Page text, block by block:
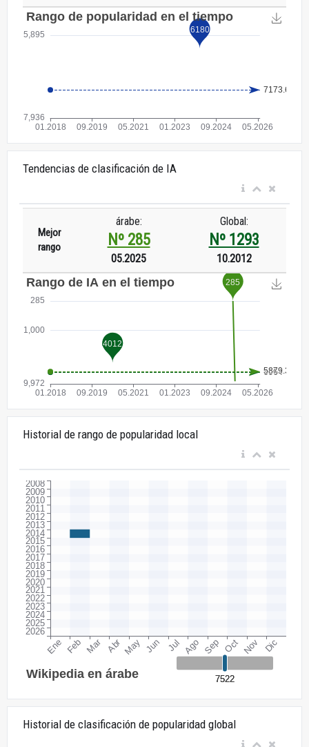
Tendencias de clasificación de IA
Mejor
rango
árabe:
Nº 285
05.2025
Global:
Nº 1293
10.2012
Historial de rango de popularidad local
Historial de clasificación de popularidad global